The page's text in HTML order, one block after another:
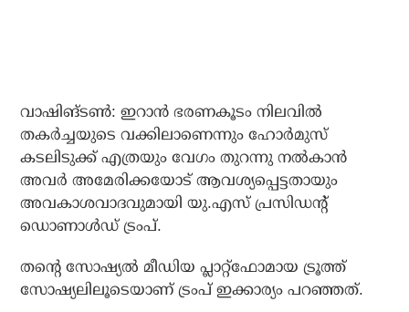
വാഷിങ്ടണ്‍: ഇറാന്‍ ഭരണകൂടം നിലവില്‍
തകര്‍ച്ചയുടെ വക്കിലാണെന്നും ഹോര്‍മുസ്
കടലിടുക്ക് എത്രയും വേഗം തുറന്നു നല്‍കാന്‍
അവര്‍ അമേരിക്കയോട് ആവശ്യപ്പെട്ടതായും
അവകാശവാദവുമായി യു.എസ് പ്രസിഡന്റ്
ഡൊണാള്‍ഡ് ട്രംപ്.
തന്റെ സോഷ്യല്‍ മീഡിയ പ്ലാറ്റ്ഫോമായ ട്രൂത്ത്
സോഷ്യലിലൂടെയാണ് ട്രംപ് ഇക്കാര്യം പറഞ്ഞത്.